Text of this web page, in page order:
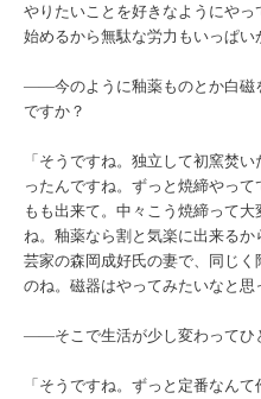
やりたいことを好きなようにや
始めるから無駄な労力もいっぱい
――今のように釉薬ものとか白磁
ですか？
「そうですね。独立して初窯焚
ったんですね。ずっと焼締やっ
もも出来て。中々こう焼締って
ね。釉薬なら割と気楽に出来る
芸家の森岡成好氏の妻で、同じ
のね。磁器はやってみたいなと思
――そこで生活が少し変わってひ
「そうですね。ずっと定番なん